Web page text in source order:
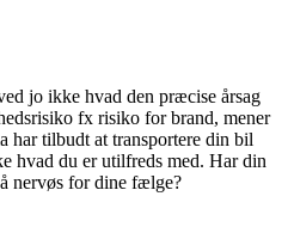
jo ikke hvad den præcise årsag
fx risiko for brand, mener
har tilbudt at transportere din bil
hvad du er utilfreds med. Har din
nervøs for dine fælge?